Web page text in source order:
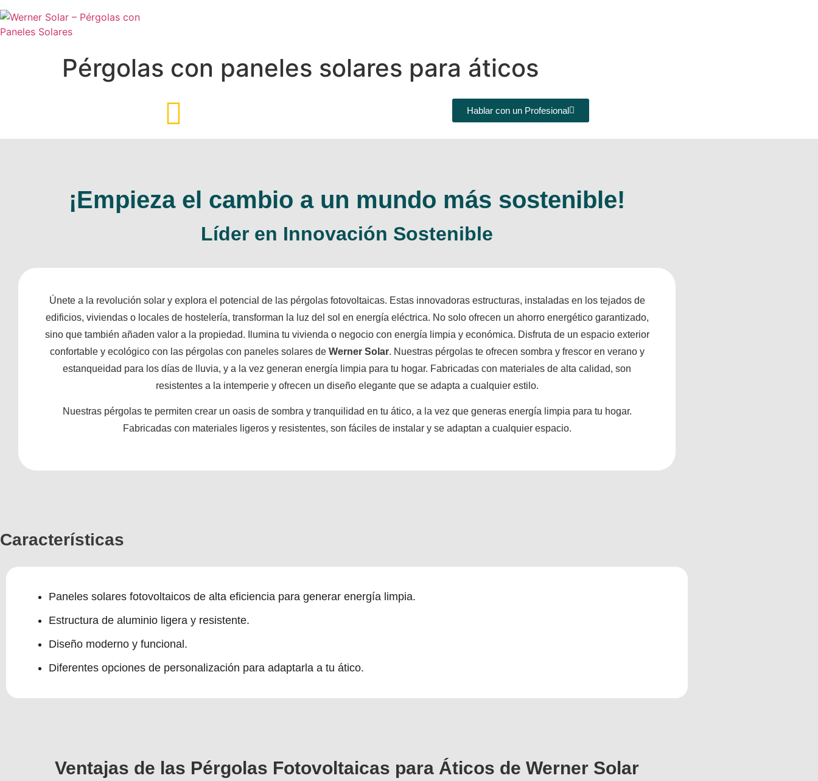
Pérgolas con paneles solares para áticos
Hablar con un Profesional
¡Empieza el cambio a un mundo más sostenible!
Líder en Innovación Sostenible
Únete a la revolución solar y explora el potencial de las pérgolas fotovoltaicas. Estas innovadoras estructuras, instaladas en los tejados de
edificios, viviendas o locales de hostelería, transforman la luz del sol en energía eléctrica. No solo ofrecen un ahorro energético garantizado,
sino que también añaden valor a la propiedad. Ilumina tu vivienda o negocio con energía limpia y económica. Disfruta de un espacio exterior
confortable y ecológico con las pérgolas con paneles solares de Werner Solar. Nuestras pérgolas te ofrecen sombra y frescor en verano y
estanqueidad para los días de lluvia, y a la vez generan energía limpia para tu hogar. Fabricadas con materiales de alta calidad, son
resistentes a la intemperie y ofrecen un diseño elegante que se adapta a cualquier estilo.
Nuestras pérgolas te permiten crear un oasis de sombra y tranquilidad en tu ático, a la vez que generas energía limpia para tu hogar.
Fabricadas con materiales ligeros y resistentes, son fáciles de instalar y se adaptan a cualquier espacio.
Características
Paneles solares fotovoltaicos de alta eficiencia para generar energía limpia.
Estructura de aluminio ligera y resistente.
Diseño moderno y funcional.
Diferentes opciones de personalización para adaptarla a tu ático.
Ventajas de las Pérgolas Fotovoltaicas para Áticos de Werner Solar